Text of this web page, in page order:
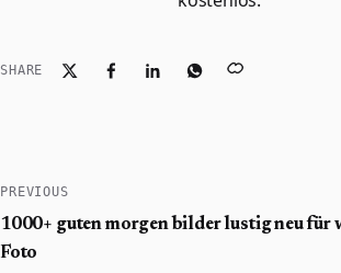
SHARE
PREVIOUS
1000+ guten morgen bilder lustig neu für
Foto